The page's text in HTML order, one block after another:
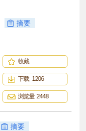
摘要
收藏
下载 1206
浏览量 2448
摘要